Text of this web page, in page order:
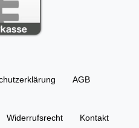
AGB
Widerrufs­recht Kontakt